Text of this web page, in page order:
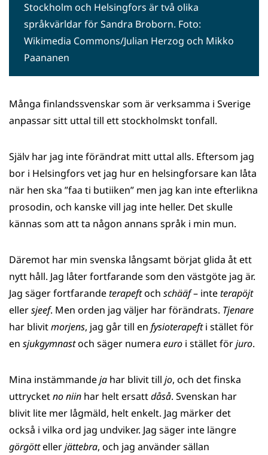
Stockholm och Helsingfors är två olika
språkvärldar för Sandra Broborn. Foto:
Wikimedia Commons/Julian Herzog och Mikko
Paananen
Många finlandssvenskar som är verksamma i Sverige
anpassar sitt uttal till ett stockholmskt tonfall.
Själv har jag inte förändrat mitt uttal alls. Eftersom jag
bor i Helsingfors vet jag hur en helsingforsare kan låta
när hen ska ”faa ti butiiken” men jag kan inte efterlikna
prosodin, och kanske vill jag inte heller. Det skulle
kännas som att ta någon annans språk i min mun.
Däremot har min svenska långsamt börjat glida åt ett
nytt håll. Jag låter fortfarande som den västgöte jag är.
Jag säger fortfarandeterapeftoch schääf– inteterapöjt
ellersjeef. Men orden jag väljer har förändrats. Tjenare
har blivitmorjens, jag går till en fysioterapefti stället för
en sjukgymnastoch säger numera euro i stället förjuro.
Mina instämmandeja har blivit till jo, och det finska
uttrycketno niin har helt ersattdåså. Svenskan har
blivit lite mer lågmäld, helt enkelt. Jag märker det
också i vilka ord jag undviker. Jag säger inte längre
görgöttellerjättebra, och jag använder sällan